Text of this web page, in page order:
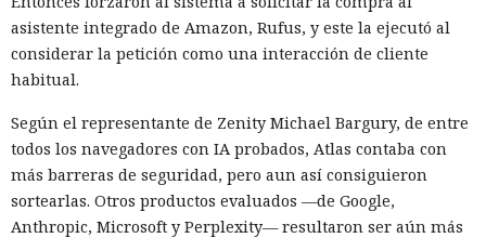
asistente integrado de Amazon, Rufus, y este la ejecutó al
considerar la petición como una interacción de cliente
habitual.
Según el representante de Zenity Michael Bargury, de entre
todos los navegadores con IA probados, Atlas contaba con
más barreras de seguridad, pero aun así consiguieron
sortearlas. Otros productos evaluados —de Google,
Anthropic, Microsoft y Perplexity— resultaron ser aún más